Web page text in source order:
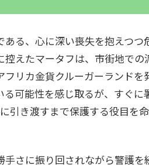
る、心に深い喪失を抱えつつ
えたマータフは、市街地で
リカ金貨クルーガーランド
可能性を感じ取るが、すぐ
引き渡すまで保護する役目を命
さに振り回されながら警護を